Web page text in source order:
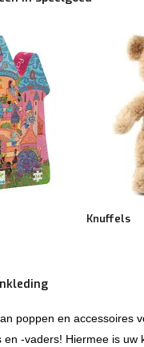
Knuffels
poppen en accessoires
en -vaders! Hiermee is uw